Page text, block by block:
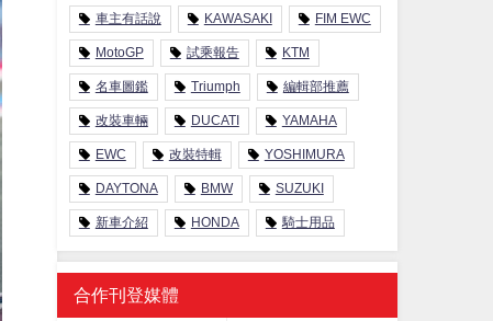
車主有話說 KAWASAKI FIM EWC
MotoGP 試乘報告 KTM
名車圖鑑 Triumph 編輯部推薦
改裝車輛 DUCATI YAMAHA
EWC 改裝特輯 YOSHIMURA
DAYTONA BMW SUZUKI
新車介紹 HONDA 騎士用品
合作刊登媒體